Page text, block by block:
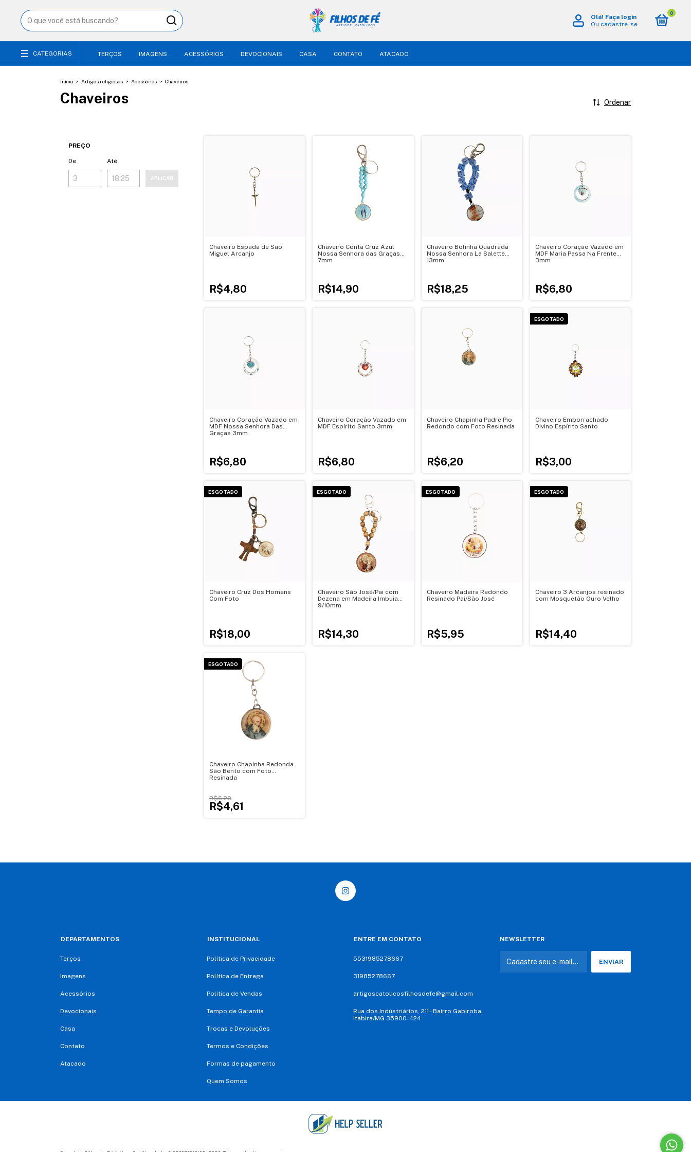
Olá! Faça login
Ou cadastre-se
0
CATEGORIAS TERÇOS IMAGENS ACESSÓRIOS DEVOCIONAIS CASA CONTATO ATACADO
Início > Artigos religiosos > Acessórios > Chaveiros
Chaveiros Ordenar
PREÇO
De Até
APLICAR
Chaveiro Espada de São
Miguel Arcanjo
R$4,80
Chaveiro Conta Cruz Azul
Nossa Senhora das Graças
7mm
R$14,90
Chaveiro Bolinha Quadrada
Nossa Senhora La Salette
13mm
R$18,25
Chaveiro Coração Vazado em
MDF Maria Passa Na Frente
3mm
R$6,80
Chaveiro Coração Vazado em
MDF Nossa Senhora Das
Graças 3mm
R$6,80
Chaveiro Coração Vazado em
MDF Espírito Santo 3mm
R$6,80
Chaveiro Chapinha Padre Pio
Redondo com Foto Resinada
R$6,20
ESGOTADO
Chaveiro Emborrachado
Divino Espírito Santo
R$3,00
ESGOTADO
Chaveiro Cruz Dos Homens
Com Foto
R$18,00
ESGOTADO
Chaveiro São José/Pai com
Dezena em Madeira Imbuia
9/10mm
R$14,30
ESGOTADO
Chaveiro Madeira Redondo
Resinado Pai/São José
R$5,95
ESGOTADO
Chaveiro 3 Arcanjos resinado
com Mosquetão Ouro Velho
R$14,40
ESGOTADO
Chaveiro Chapinha Redonda
São Bento com Foto
Resinada
R$4,61
R$6,20
DEPARTAMENTOS
Terços
Imagens
Acessórios
Devocionais
Casa
Contato
Atacado
INSTITUCIONAL
Política de Privacidade
Política de Entrega
Política de Vendas
Tempo de Garantia
Trocas e Devoluções
Termos e Condições
Formas de pagamento
Quem Somos
ENTRE EM CONTATO
5531985278667
31985278667
artigoscatolicosfilhosdefe@gmail.com
Rua dos Indústriários, 211 - Bairro Gabiroba,
Itabira/MG 35900-424
NEWSLETTER